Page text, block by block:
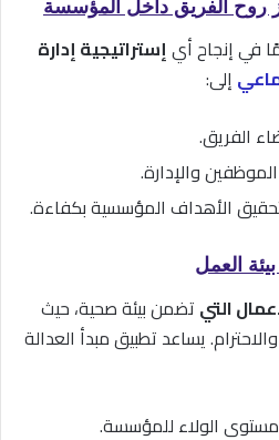
في إنجاح أيإستراتيجية إدارة
إلى:
الفريق.
والإدارة.
لتحقيق الأهداف المؤسسية بكفاءة.
التي تضمن بيئة صحية، حيث
يساعد تطبيق مبدأ العدالة
الولاء للمؤسسة.